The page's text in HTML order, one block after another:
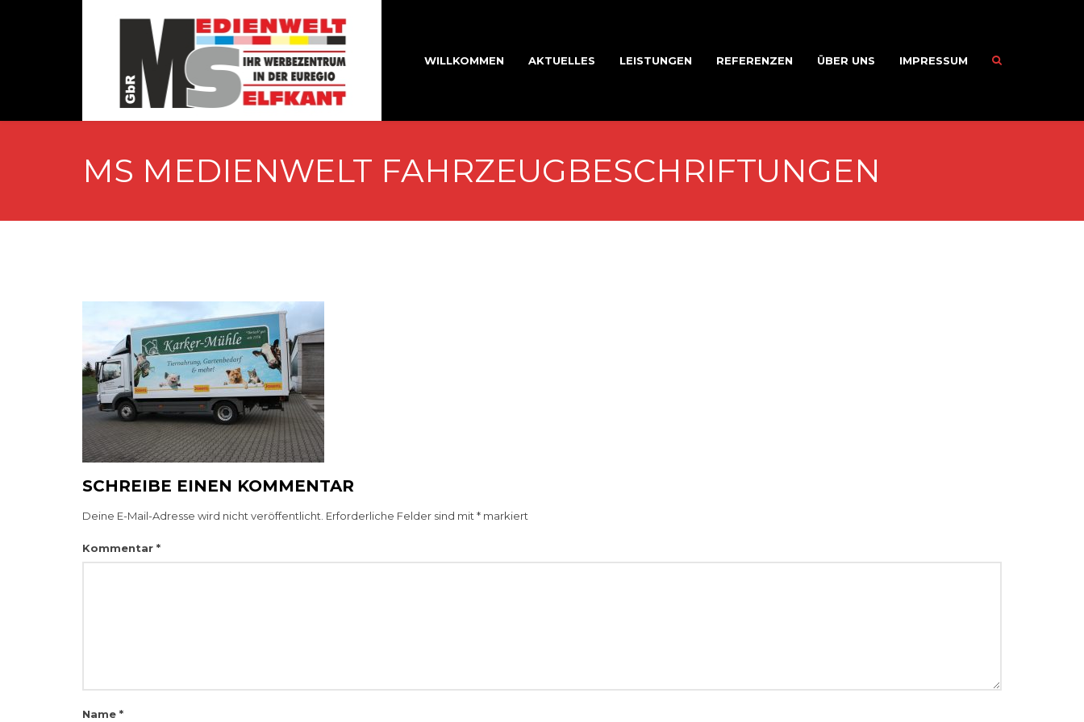
WILLKOMMEN AKTUELLES LEISTUNGEN REFERENZEN ÜBER UNS IMPRESSUM
MS MEDIENWELT FAHRZEUGBESCHRIFTUNGEN
SCHREIBE EINEN KOMMENTAR
Deine E-Mail-Adresse wird nicht veröffentlicht. Erforderliche Felder sind mit * markiert
Kommentar *
Name *